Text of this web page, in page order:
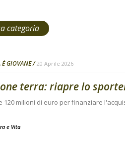
categoria
È GIOVANE 20 Aprile 2026
terra: riapre lo
120 milioni di euro per finanziare
e Vita